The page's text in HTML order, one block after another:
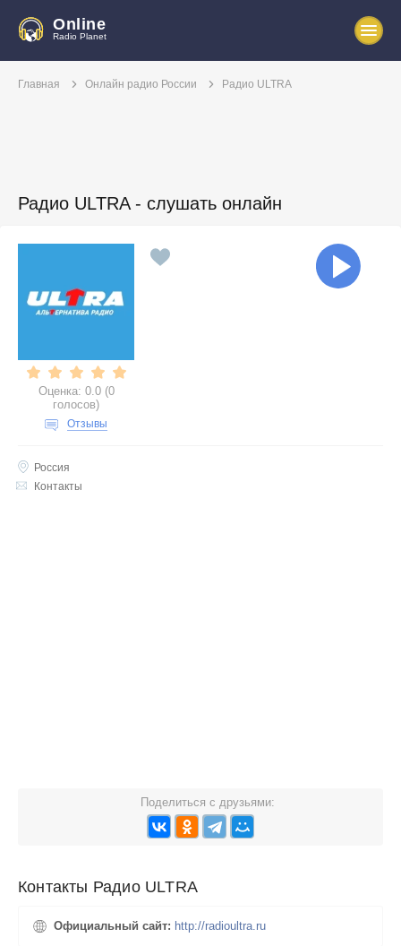
Online
Radio Planet
Главная Онлайн радио России Радио ULTRA
Радио ULTRA - слушать онлайн
Оценка: 0.0 (0
голосов)
Отзывы
Россия
Контакты
Поделиться с друзьями:
Контакты Радио ULTRA
Официальный сайт: http://radioultra.ru